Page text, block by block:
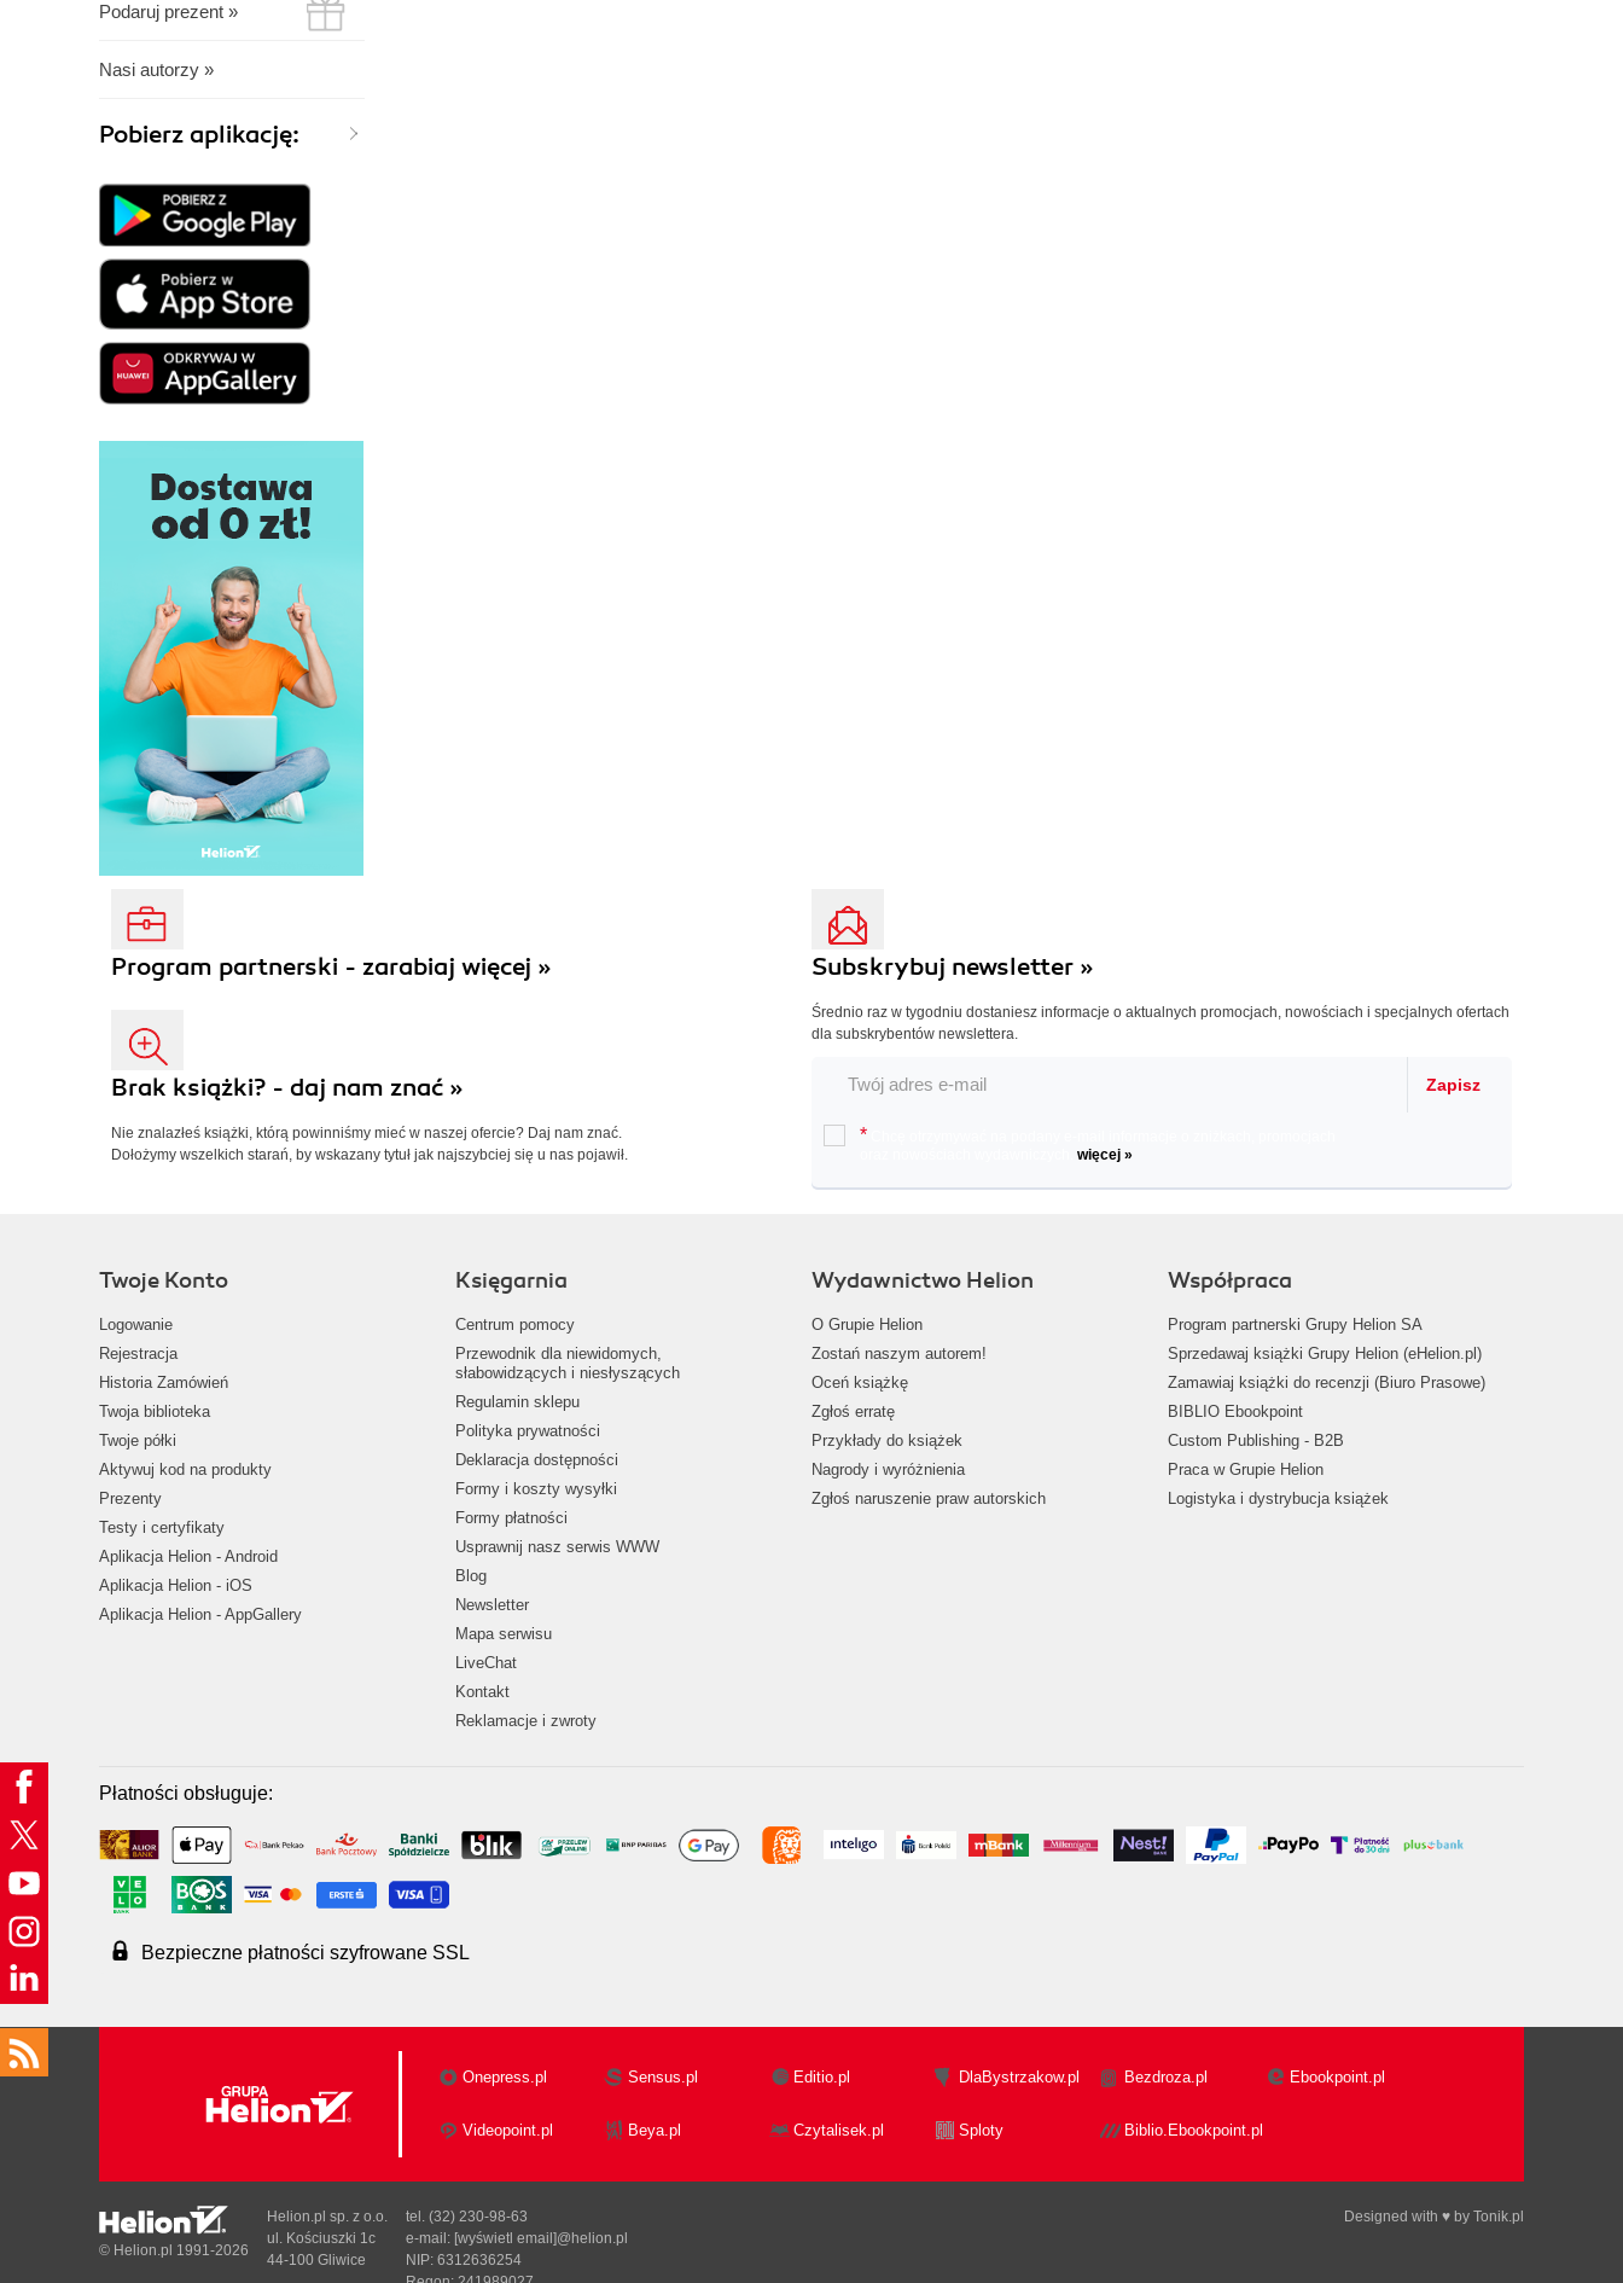
Podaruj prezent »
Nasi autorzy »
Pobierz aplikację:
Program partnerski - zarabiaj więcej »
Brak książki? - daj nam znać »
Nie znalazłeś książki, którą powinniśmy mieć w naszej ofercie? Daj nam znać.
Dołożymy wszelkich starań, by wskazany tytuł jak najszybciej się u nas pojawił.
Subskrybuj newsletter »
Średnio raz w tygodniu dostaniesz informacje o aktualnych promocjach, nowościach i specjalnych ofertach
dla subskrybentów newslettera.
Zapisz
*
więcej »
Twoje Konto
Logowanie
Rejestracja
Historia Zamówień
Twoja biblioteka
Twoje półki
Aktywuj kod na produkty
Prezenty
Testy i certyfikaty
Aplikacja Helion - Android
Aplikacja Helion - iOS
Aplikacja Helion - AppGallery
Księgarnia
Centrum pomocy
Przewodnik dla niewidomych,
słabowidzących i niesłyszących
Regulamin sklepu
Polityka prywatności
Deklaracja dostępności
Formy i koszty wysyłki
Formy płatności
Usprawnij nasz serwis WWW
Blog
Newsletter
Mapa serwisu
LiveChat
Kontakt
Reklamacje i zwroty
Wydawnictwo Helion
O Grupie Helion
Zostań naszym autorem!
Oceń książkę
Zgłoś erratę
Przykłady do książek
Nagrody i wyróżnienia
Zgłoś naruszenie praw autorskich
Współpraca
Program partnerski Grupy Helion SA
Sprzedawaj książki Grupy Helion (eHelion.pl)
Zamawiaj książki do recenzji (Biuro Prasowe)
BIBLIO Ebookpoint
Custom Publishing - B2B
Praca w Grupie Helion
Logistyka i dystrybucja książek
Płatności obsługuje:
Bezpieczne płatności szyfrowane SSL
Onepress.pl Sensus.pl Editio.pl DlaBystrzakow.pl Bezdroza.pl Ebookpoint.pl
Videopoint.pl Beya.pl Czytalisek.pl Sploty Biblio.Ebookpoint.pl
Designed with ♥ by Tonik.pl
© Helion.pl 1991-2026
Helion.pl sp. z o.o.
ul. Kościuszki 1c
44-100 Gliwice
tel. (32) 230-98-63
e-mail: [wyświetl email]@helion.pl
NIP: 6312636254